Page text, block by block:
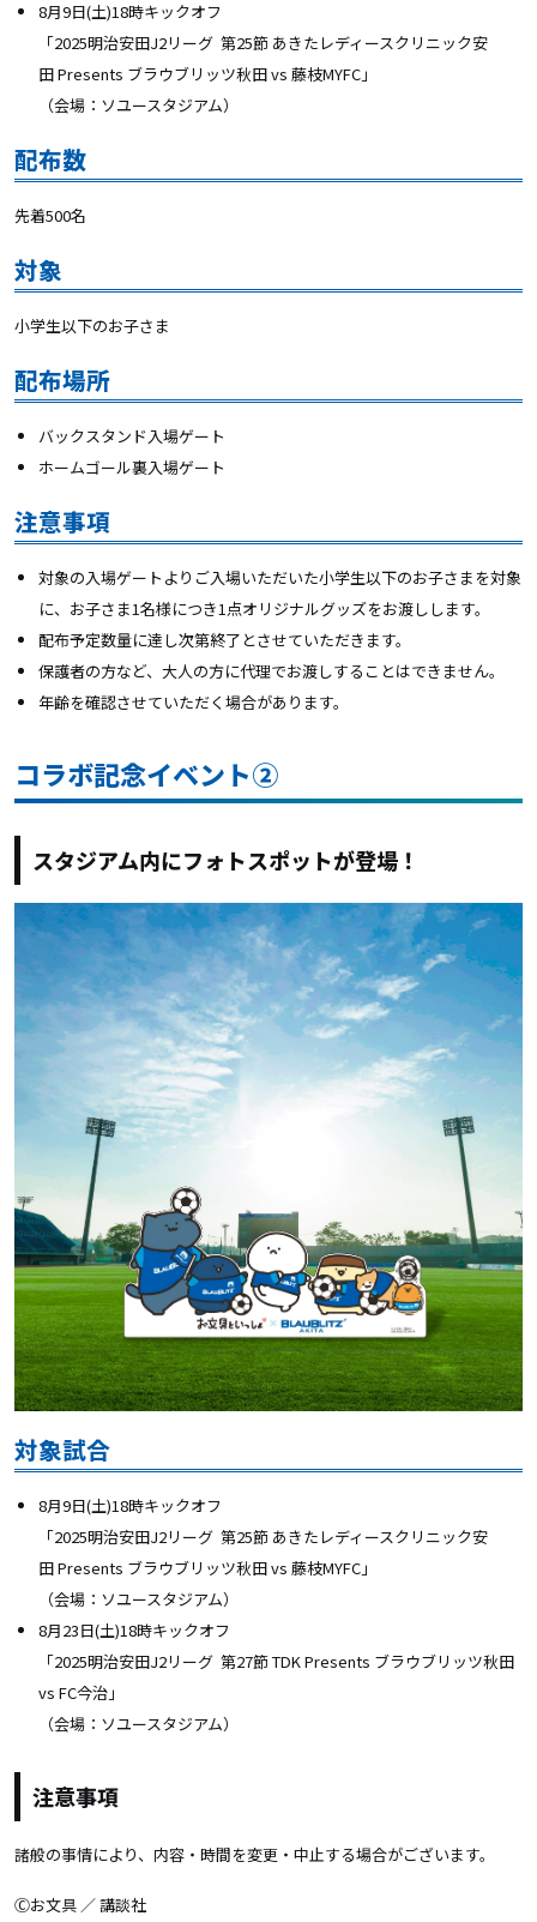
8月9日(土)18時キックオフ
「2025明治安田J2リーグ 第25節 あきたレディースクリニック安
田Presents ブラウブリッツ秋田 vs 藤枝MYFC」
（会場：ソユースタジアム）
配布数
先着500名
対象
小学生以下のお子さま
配布場所
バックスタンド入場ゲート
ホームゴール裏入場ゲート
注意事項
対象の入場ゲートよりご入場いただいた小学生以下のお子さまを対象
に、お子さま1名様につき1点オリジナルグッズをお渡しします。
配布予定数量に達し次第終了とさせていただきます。
保護者の方など、大人の方に代理でお渡しすることはできません。
年齢を確認させていただく場合があります。
コラボ記念イベント②
スタジアム内にフォトスポットが登場！
対象試合
8月9日(土)18時キックオフ
「2025明治安田J2リーグ 第25節 あきたレディースクリニック安
田Presents ブラウブリッツ秋田 vs 藤枝MYFC」
（会場：ソユースタジアム）
8月23日(土)18時キックオフ
「2025明治安田J2リーグ 第27節 TDKPresents ブラウブリッツ秋田
vs FC今治」
（会場：ソユースタジアム）
注意事項
諸般の事情により、内容・時間を変更・中止する場合がございます。
Ⓒお文具 ／ 講談社